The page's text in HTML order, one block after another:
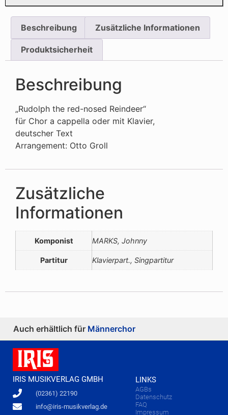
Beschreibung Zusätzliche Informationen
Produktsicherheit
Beschreibung
„Rudolph the red-nosed Reindeer“
für Chor a cappella oder mit Klavier,
deutscher Text
Arrangement: Otto Groll
Zusätzliche
Informationen
Komponist MARKS, Johnny
Partitur Klavierpart., Singpartitur
Auch erhältlich für Männerchor
IRIS MUSIKVERLAG GMBH
(02361) 22190
info@iris-musikverlag.de
LINKS
AGBs
Datenschutz
FAQ
Impressum